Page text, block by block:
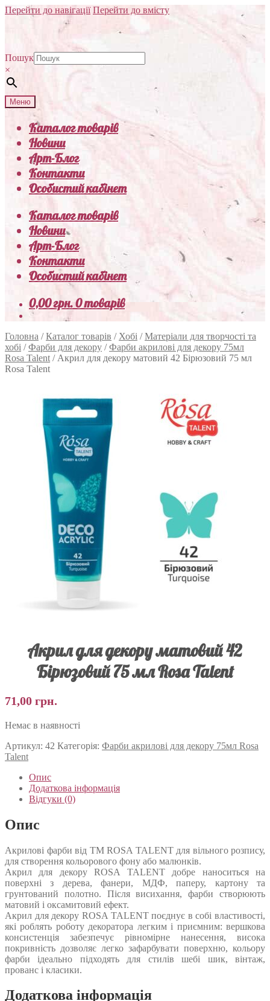
Перейти до навігації Перейти до вмісту
Пошук
×
Меню
Каталог товарів
Новини
Арт-Блог
Контакти
Особистий кабінет
Каталог товарів
Новини
Арт-Блог
Контакти
Особистий кабінет
0,00грн.0 товарів
Головна /Каталог товарів / Хобі /Матеріали для творчості та
хобі /Фарби для декору /Фарби акрилові для декору 75мл
Rosa Talent / Акрил для декору матовий 42 Бірюзовий 75 мл
Rosa Talent
Акрил для декору матовий 42
Бірюзовий 75 мл Rosa Talent
71,00 грн.
Немає в наявності
Артикул: 42 Категорія: Фарби акрилові для декору 75мл Rosa
Talent
Опис
Додаткова інформація
Відгуки (0)
Опис
Акрилові фарби від ТМ ROSA TALENT для вільного розпису,
для створення кольорового фону або малюнків.
Акрил для декору ROSA TALENT добре наноситься на
поверхні з дерева, фанери, МДФ, паперу, картону та
грунтований полотно. Після висихання, фарби створюють
матовий і оксамитовий ефект.
Акрил для декору ROSA TALENT поєднує в собі властивості,
які роблять роботу декоратора легким і приємним: вершкова
консистенція забезпечує рівномірне нанесення, висока
покривність дозволяє легко зафарбувати поверхню, кольору
фарби ідеально підходять для стилів шебі шик, вінтаж,
прованс і класики.
Додаткова інформація